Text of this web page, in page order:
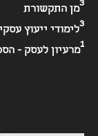
מן התקשורת
3
לימודי ייעוץ
3
מרעיון לעסק -
1